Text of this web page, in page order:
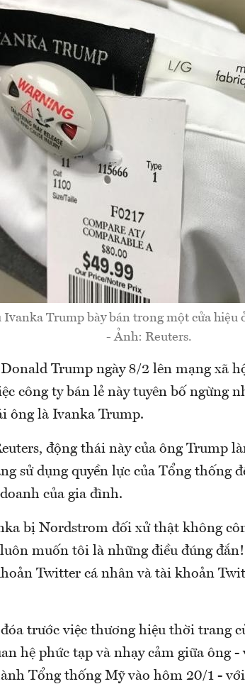
Ivanka Trump bày bán trong một cửa hiệu
- Ảnh: Reuters.
Trump ngày 8/2 lên mạng xã
công ty bán lẻ này tuyên bố ngừng
ông là Ivanka Trump.
động thái này của ông Trump
sử dụng quyền lực của Tổng thống
của gia đình.
bị Nordstrom đối xử thật không
muốn tôi là những điều đúng
Twitter cá nhân và tài khoản
trước việc thương hiệu thời trang
hệ phức tạp và nhạy cảm giữa ông
Tổng thống Mỹ vào hôm 20/1 -